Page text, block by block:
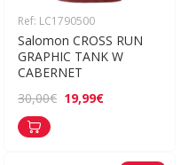
Ref: LC1790500
Salomon CROSS RUN
GRAPHIC TANK W
CABERNET
30,00€ 19,99€